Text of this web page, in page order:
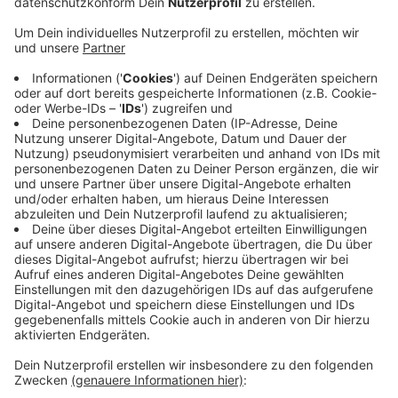
Rund 70 Menschen nutzten die Gelegenheit sich über
die geplanten Masten und deren Standorte zu
informieren. Außerdem hat der Netzbetreiber den
weiteren Zeitplan vorgestellt. Geplant ist im
übernächsten Jahr (2028) den Genehmigungsantrag
bei der Bezirksregierung zu stellen. Diese sammelt
dann Stellungnahmen dazu, wägt sie ab und
entscheidet über den detaillierten Verlauf der
Hochspannungsleitung. Die neue Leitung ist Teil des
Netzausbaus, um Windenergie aus den großen Parks
an der Küste ins Landesinnere zu transportieren. Alle
Infos zu dem Projekt finden Sie HIER.